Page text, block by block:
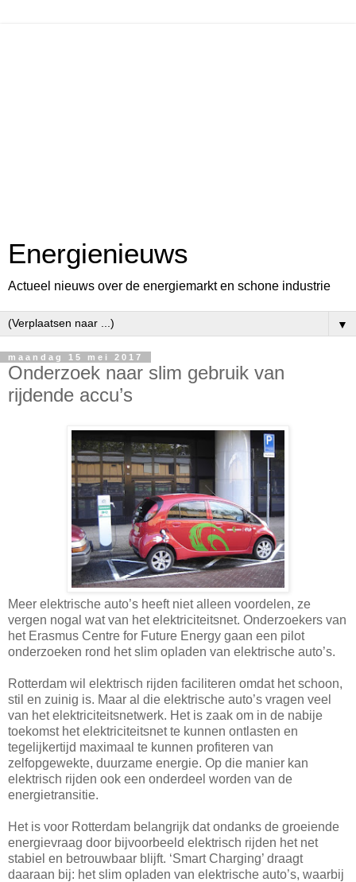
Energienieuws
Actueel nieuws over de energiemarkt en schone industrie
▼
maandag 15 mei 2017
Onderzoek naar slim gebruik van
rijdende accu’s
Meer elektrische auto’s heeft niet alleen voordelen, ze
vergen nogal wat van het elektriciteitsnet. Onderzoekers van
het Erasmus Centre for Future Energy gaan een pilot
onderzoeken rond het slim opladen van elektrische auto’s.
Rotterdam wil elektrisch rijden faciliteren omdat het schoon,
stil en zuinig is. Maar al die elektrische auto’s vragen veel
van het elektriciteitsnetwerk. Het is zaak om in de nabije
toekomst het elektriciteitsnet te kunnen ontlasten en
tegelijkertijd maximaal te kunnen profiteren van
zelfopgewekte, duurzame energie. Op die manier kan
elektrisch rijden ook een onderdeel worden van de
energietransitie.
Het is voor Rotterdam belangrijk dat ondanks de groeiende
energievraag door bijvoorbeeld elektrisch rijden het net
stabiel en betrouwbaar blijft. ‘Smart Charging’ draagt
daaraan bij: het slim opladen van elektrische auto’s, waarbij